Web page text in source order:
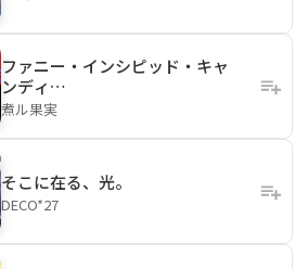
ファニー・インシピッド・キャ
ンディ…
煮ル果実
そこに在る、光。
DECO*27